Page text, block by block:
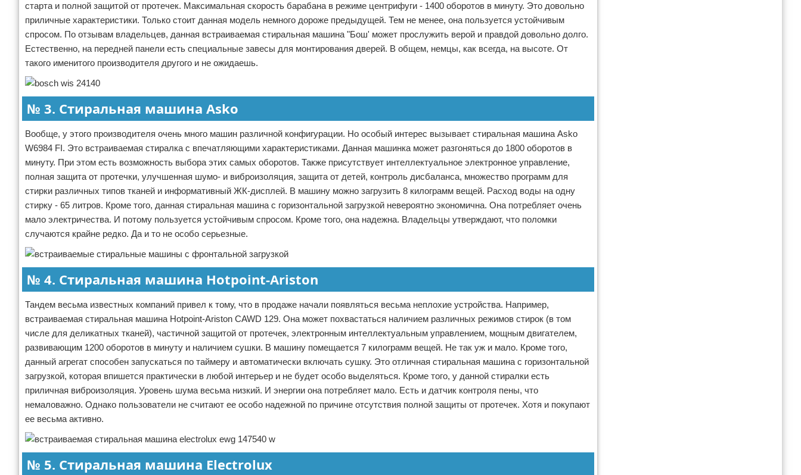
старта и полной защитой от протечек. Максимальная скорость барабана в режиме центрифуги - 1400 оборотов в минуту. Это довольно
приличные характеристики. Только стоит данная модель немного дороже предыдущей. Тем не менее, она пользуется устойчивым
спросом. По отзывам владельцев, данная встраиваемая стиральная машина "Бош' может прослужить верой и правдой довольно долго.
Естественно, на передней панели есть специальные завесы для монтирования дверей. В общем, немцы, как всегда, на высоте. От
такого именитого производителя другого и не ожидаешь.
№ 3. Стиральная машина Asko
Вообще, у этого производителя очень много машин различной конфигурации. Но особый интерес вызывает стиральная машина Asko
W6984 FI. Это встраиваемая стиралка с впечатляющими характеристиками. Данная машинка может разгоняться до 1800 оборотов в
минуту. При этом есть возможность выбора этих самых оборотов. Также присутствует интеллектуальное электронное управление,
полная защита от протечки, улучшенная шумо- и виброизоляция, защита от детей, контроль дисбаланса, множество программ для
стирки различных типов тканей и информативный ЖК-дисплей. В машину можно загрузить 8 килограмм вещей. Расход воды на одну
стирку - 65 литров. Кроме того, данная стиральная машина с горизонтальной загрузкой невероятно экономична. Она потребляет очень
мало электричества. И потому пользуется устойчивым спросом. Кроме того, она надежна. Владельцы утверждают, что поломки
случаются крайне редко. Да и то не особо серьезные.
№ 4. Стиральная машина Hotpoint-Ariston
Тандем весьма известных компаний привел к тому, что в продаже начали появляться весьма неплохие устройства. Например,
встраиваемая стиральная машина Hotpoint-Ariston CAWD 129. Она может похвастаться наличием различных режимов стирок (в том
числе для деликатных тканей), частичной защитой от протечек, электронным интеллектуальным управлением, мощным двигателем,
развивающим 1200 оборотов в минуту и наличием сушки. В машину помещается 7 килограмм вещей. Не так уж и мало. Кроме того,
данный агрегат способен запускаться по таймеру и автоматически включать сушку. Это отличная стиральная машина с горизонтальной
загрузкой, которая впишется практически в любой интерьер и не будет особо выделяться. Кроме того, у данной стиралки есть
приличная виброизоляция. Уровень шума весьма низкий. И энергии она потребляет мало. Есть и датчик контроля пены, что
немаловажно. Однако пользователи не считают ее особо надежной по причине отсутствия полной защиты от протечек. Хотя и покупают
ее весьма активно.
№ 5. Стиральная машина Electrolux